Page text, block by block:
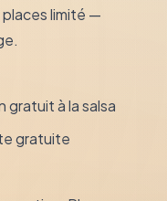
limité —
gratuit à la salsa
gratuite